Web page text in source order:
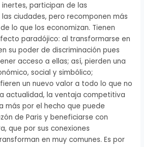
inertes, participan de las
ciudades, pero recomponen más
lo que los economizan. Tienen
paradójico: al transformarse en
su poder de discriminación pues
acceso a ellas; así, pierden una
social y simbólico;
un nuevo valor a todo lo que no
actualidad, la ventaja competitiva
más por el hecho que puede
de Paris y beneficiarse con
que por sus conexiones
en muy comunes. Es por